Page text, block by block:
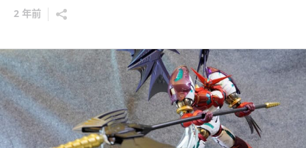
2 年前